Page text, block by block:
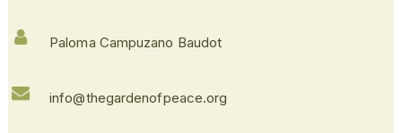
Paloma Campuzano Baudot
info@thegardenofpeace.org